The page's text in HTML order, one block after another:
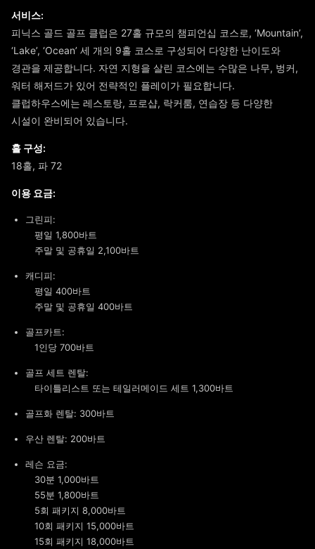
서비스:
피닉스 골드 골프 클럽은 27홀 규모의 챔피언십 코스로, ‘Mountain’,
‘Lake’, ‘Ocean’ 세 개의 9홀 코스로 구성되어 다양한 난이도와
경관을 제공합니다. 자연 지형을 살린 코스에는 수많은 나무, 벙커,
워터 해저드가 있어 전략적인 플레이가 필요합니다.
클럽하우스에는 레스토랑, 프로샵, 락커룸, 연습장 등 다양한
시설이 완비되어 있습니다.
홀 구성:
18홀, 파 72
이용 요금:
그린피:
평일 1,800바트
주말 및 공휴일 2,100바트
캐디피:
평일 400바트
주말 및 공휴일 400바트
골프카트:
1인당 700바트
골프 세트 렌탈:
타이틀리스트 또는 테일러메이드 세트 1,300바트
골프화 렌탈: 300바트
우산 렌탈: 200바트
레슨 요금:
30분 1,000바트
55분 1,800바트
5회 패키지 8,000바트
10회 패키지 15,000바트
15회 패키지 18,000바트